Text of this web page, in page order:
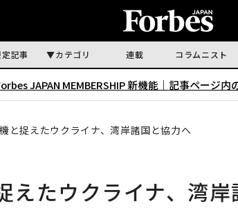
記事 カテゴリ 連載 コラムニスト
JAPAN MEMBERSHIP 新機能｜ 記事ページ内
と捉えたウクライナ、湾岸諸国と協力へ
えたウクライナ、湾岸